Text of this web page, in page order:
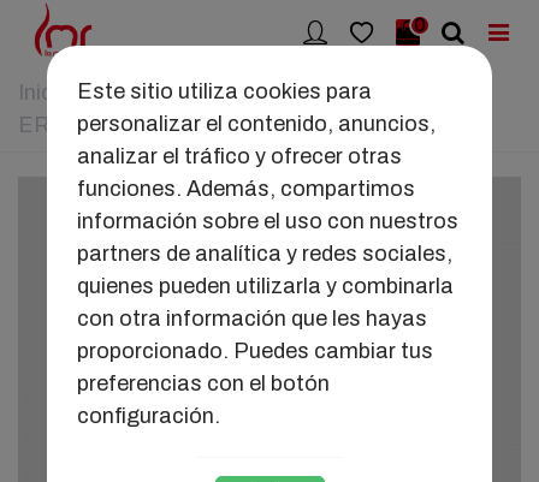
Este sitio utiliza cookies para
personalizar el contenido, anuncios,
analizar el tráfico y ofrecer otras
funciones. Además, compartimos
información sobre el uso con nuestros
partners de analítica y redes sociales,
quienes pueden utilizarla y combinarla
con otra información que les hayas
proporcionado. Puedes cambiar tus
preferencias con el botón
configuración.
0
Inicio > KIT/REGALOS > CORAZON MINI
EROTICO